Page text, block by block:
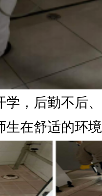
学，后勤不后
生在舒适的环